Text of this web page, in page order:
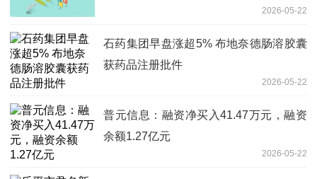
2026-05-22
石药集团早盘涨超5% 布地奈德肠溶胶囊
获药品注册批件
2026-05-22
普元信息：融资净买入41.47万元，融资
余额1.27亿元
2026-05-22